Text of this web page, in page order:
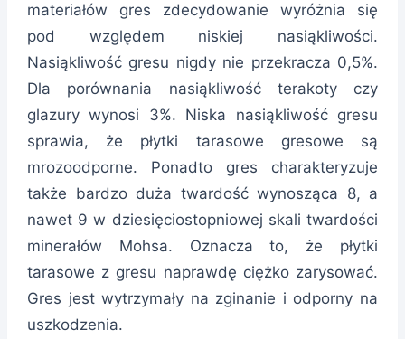
materiałów gres zdecydowanie wyróżnia się
pod względem niskiej nasiąkliwości.
Nasiąkliwość gresu nigdy nie przekracza 0,5%.
Dla porównania nasiąkliwość terakoty czy
glazury wynosi 3%. Niska nasiąkliwość gresu
sprawia, że płytki tarasowe gresowe są
mrozoodporne. Ponadto gres charakteryzuje
także bardzo duża twardość wynosząca 8, a
nawet 9 w dziesięciostopniowej skali twardości
minerałów Mohsa. Oznacza to, że płytki
tarasowe z gresu naprawdę ciężko zarysować.
Gres jest wytrzymały na zginanie i odporny na
uszkodzenia.